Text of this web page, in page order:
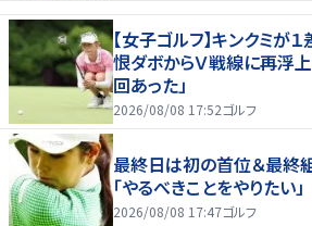
【女子ゴルフ】キンクミ
恨ダボからＶ戦線に再浮
回あった」
2026/08/08 17:52ゴルフ
最終日は初の首位＆最終
「やるべきことをやりたい」
2026/08/08 17:47ゴルフ